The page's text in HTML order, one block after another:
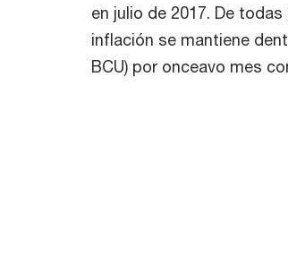
en julio de 2017. De
inflación se mantiene
BCU) por onceavo mes